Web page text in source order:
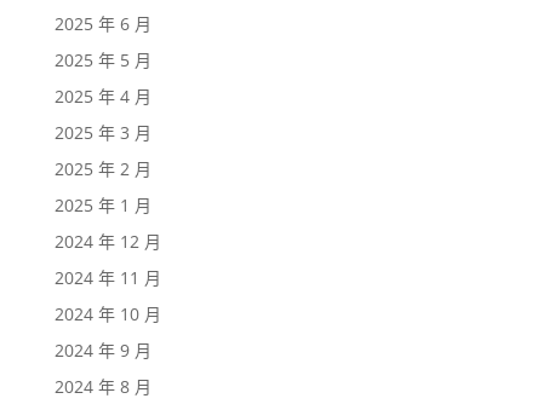
2025 年 6 月
2025 年 5 月
2025 年 4 月
2025 年 3 月
2025 年 2 月
2025 年 1 月
2024 年 12 月
2024 年 11 月
2024 年 10 月
2024 年 9 月
2024 年 8 月